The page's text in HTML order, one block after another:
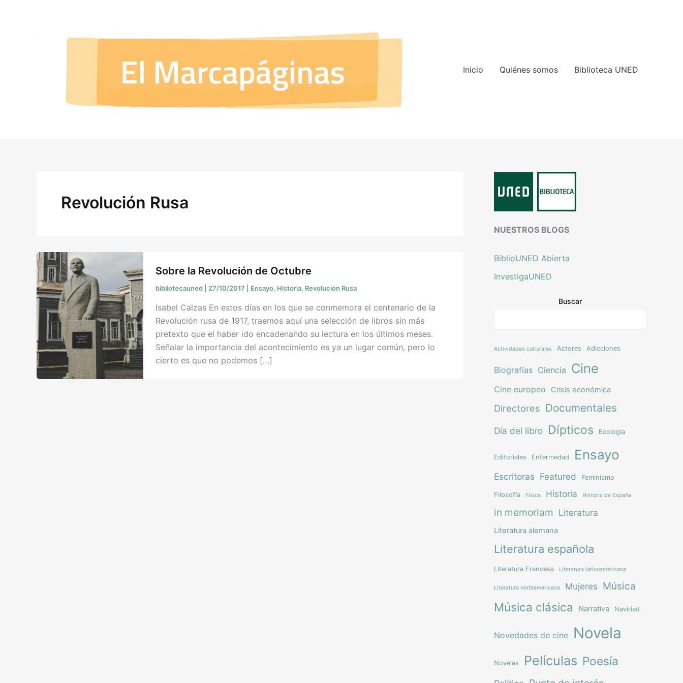
Inicio Quiénes somos Biblioteca UNED
Revolución Rusa
Sobre la Revolución de Octubre
bibliotecauned 27/10/2017 Ensayo, Historia, Revolución Rusa
Isabel Calzas En estos días en los que se conmemora el centenario de la
Revolución rusa de 1917, traemos aquí una selección de libros sin más
pretexto que el haber ido encadenando su lectura en los últimos meses.
Señalar la importancia del acontecimiento es ya un lugar común, pero lo
cierto es que no podemos […]
NUESTROS BLOGS
BiblioUNED Abierta
InvestigaUNED
Buscar
Actividades culturales Actores Adicciones
Biografías Ciencia Cine
Cine europeo Crisis económica
Directores Documentales
Día del libro Dípticos Ecología
Editoriales Enfermedad Ensayo
Escritoras Featured Feminismo
Filosofía Física Historia Historia de España
in memoriam Literatura
Literatura alemana
Literatura española
Literatura Francesa Literatura latinoamericana
Literatura norteamericana Mujeres Música
Música clásica Narrativa Navidad
Novedades de cine Novela
Novelas Películas Poesía